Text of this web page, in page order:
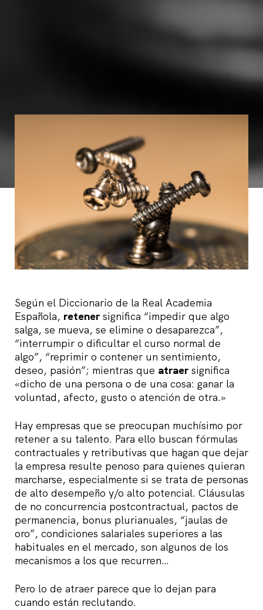
Según el Diccionario de la Real Academia
Española, retenersignifica “impedir que algo
salga, se mueva, se elimine o desaparezca”,
“interrumpir o dificultar el curso normal de
algo”, “reprimir o contener un sentimiento,
deseo, pasión”; mientras que atraersignifica
«dicho de una persona o de una cosa: ganar la
voluntad, afecto, gusto o atención de otra.»
Hay empresas que se preocupan muchísimo por
retener a su talento. Para ello buscan fórmulas
contractuales y retributivas que hagan que dejar
la empresa resulte penoso para quienes quieran
marcharse, especialmente si se trata de personas
de alto desempeño y/o alto potencial. Cláusulas
de no concurrencia postcontractual, pactos de
permanencia, bonus plurianuales, “jaulas de
oro”, condiciones salariales superiores a las
habituales en el mercado, son algunos de los
mecanismos a los que recurren…
Pero lo de atraer parece que lo dejan para
cuando están reclutando.